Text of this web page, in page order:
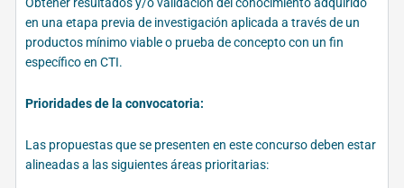
Obtener resultados y/o validación del conocimiento adquirido
en una etapa previa de investigación aplicada a través de un
productos mínimo viable o prueba de concepto con un fin
específico en CTI.
Prioridades de la convocatoria:
Las propuestas que se presenten en este concurso deben estar
alineadas a las siguientes áreas prioritarias: